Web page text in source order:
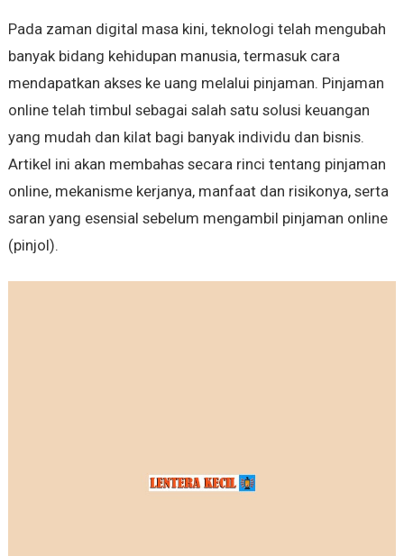
Pada zaman digital masa kini, teknologi telah mengubah
banyak bidang kehidupan manusia, termasuk cara
mendapatkan akses ke uang melalui pinjaman. Pinjaman
online telah timbul sebagai salah satu solusi keuangan
yang mudah dan kilat bagi banyak individu dan bisnis.
Artikel ini akan membahas secara rinci tentang pinjaman
online, mekanisme kerjanya, manfaat dan risikonya, serta
saran yang esensial sebelum mengambil pinjaman online
(pinjol).